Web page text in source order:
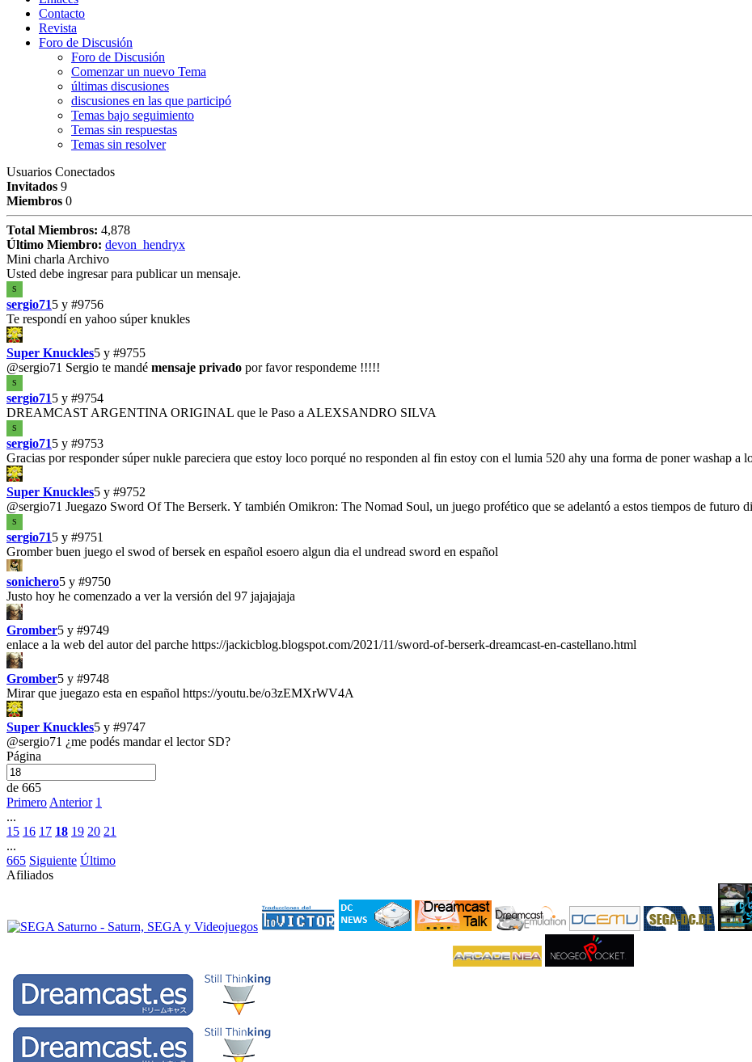
Contacto
Revista
Foro de Discusión
Foro de Discusión
Comenzar un nuevo Tema
últimas discusiones
discusiones en las que participó
Temas bajo seguimiento
Temas sin respuestas
Temas sin resolver
Usuarios Conectados
Invitados 9
Miembros 0
Total Miembros: 4,878
Último Miembro: devon_hendryx
Mini charla Archivo
Usted debe ingresar para publicar un mensaje.
S
sergio715 y #9756
Te respondí en yahoo súper knukles
Super Knuckles5 y #9755
@sergio71 Sergio te mandé mensaje privado por favor respondeme !!!!!
S
sergio715 y #9754
DREAMCAST ARGENTINA ORIGINAL que le Paso a ALEXSANDRO SILVA
S
sergio715 y #9753
Gracias por responder súper nukle pareciera que estoy loco porqué no responden al fin estoy con el lumia 520 ahy una forma de poner washap a
Super Knuckles5 y #9752
@sergio71 Juegazo Sword Of The Berserk. Y también Omikron: The Nomad Soul, un juego profético que se adelantó a estos tiempos de futuro
S
sergio715 y #9751
Gromber buen juego el swod of bersek en español esoero algun dia el undread sword en español
sonichero5 y #9750
Justo hoy he comenzado a ver la versión del 97 jajajajaja
Gromber5 y #9749
enlace a la web del autor del parche https://jackicblog.blogspot.com/2021/11/sword-of-berserk-dreamcast-en-castellano.html
Gromber5 y #9748
Mirar que juegazo esta en español https://youtu.be/o3zEMXrWV4A
Super Knuckles5 y #9747
@sergio71 ¿me podés mandar el lector SD?
Página
de 665
Primero Anterior 1
...
15 16 17 18 19 20 21
...
665 Siguiente Último
Afiliados